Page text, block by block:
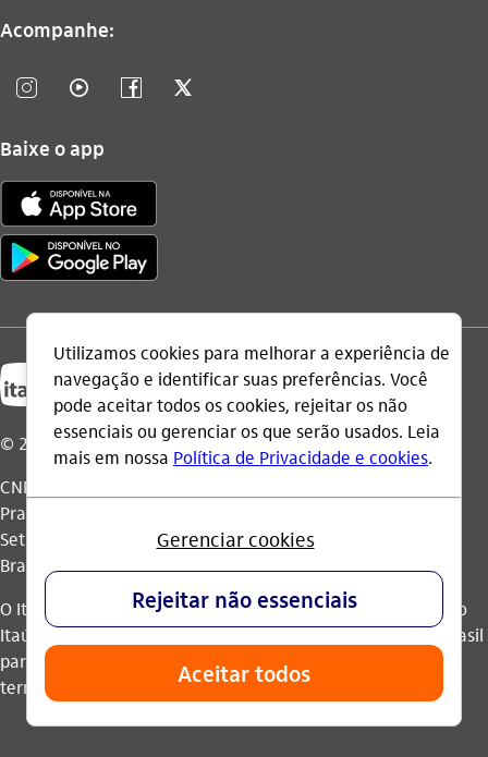
Acompanhe:
instagram_outline video_outline facebook_outline twitter_outline
Baixe o app
© 2026 Itaú Unibanco Holding S.A.
CNPJ: 60.872.504/0001-23
Praça Alfredo Egydio de Souza Aranha, 100, Torre Olavo
Setubal, Parque Jabaquara - CEP 04344-902 - São Paulo -
Brasil.
O Itaú Unibanco Holding S.A. é integrante do Conglomerado
Itaú Unibanco e possui autorização do Banco Central do Brasil
para operar como banco múltiplo e realizar operações nos
termos da legislação vigente.